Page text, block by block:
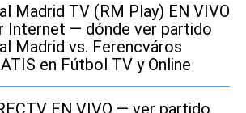
Madrid TV (RM Play) EN VIVO
Internet — dónde ver partido
Madrid vs. Ferencváros
en Fútbol TV y Online
EN VIVO — ver partido